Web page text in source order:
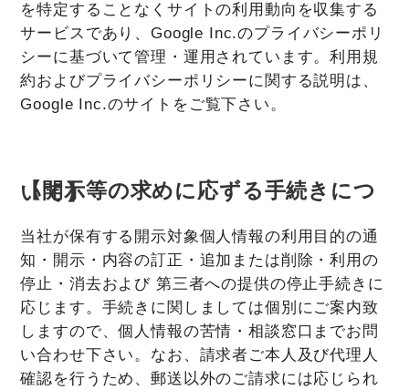
を特定することなくサイトの利用動向を収集する
サービスであり、Google Inc.のプライバシーポリ
シーに基づいて管理・運用されています。利用規
約およびプライバシーポリシーに関する説明は、
Google Inc.のサイトをご覧下さい。
【開示等の求めに応ずる手続きについて】
当社が保有する開示対象個人情報の利用目的の通
知・開示・内容の訂正・追加または削除・利用の
停止・消去および 第三者への提供の停止手続きに
応じます。手続きに関しましては個別にご案内致
しますので、個人情報の苦情・相談窓口までお問
い合わせ下さい。なお、請求者ご本人及び代理人
確認を行うため、郵送以外のご請求には応じられ